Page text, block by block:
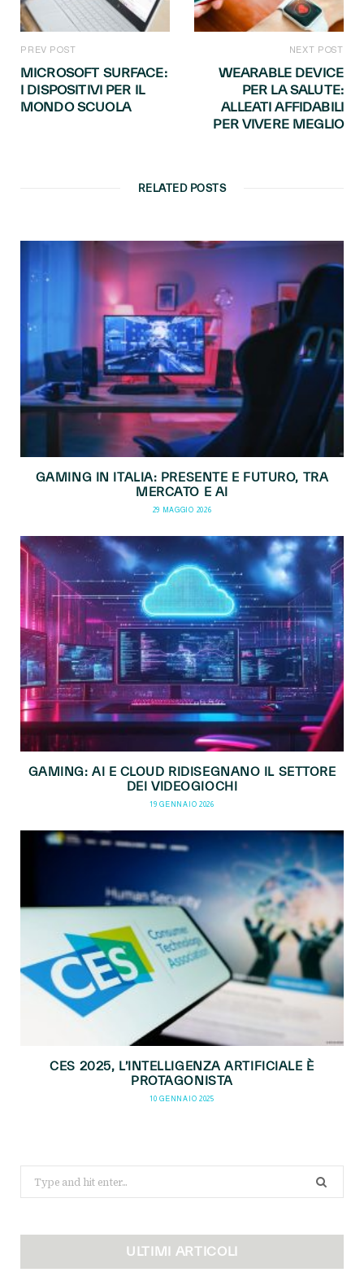
PREV POST
MICROSOFT SURFACE:
I DISPOSITIVI PER IL
MONDO SCUOLA
NEXT POST
WEARABLE DEVICE
PER LA SALUTE:
ALLEATI AFFIDABILI
PER VIVERE MEGLIO
RELATED POSTS
GAMING IN ITALIA: PRESENTE E FUTURO, TRA
MERCATO E AI
29 MAGGIO 2026
GAMING: AI E CLOUD RIDISEGNANO IL SETTORE
DEI VIDEOGIOCHI
19 GENNAIO 2026
CES 2025, L’INTELLIGENZA ARTIFICIALE È
PROTAGONISTA
10 GENNAIO 2025
for:
ULTIMI ARTICOLI